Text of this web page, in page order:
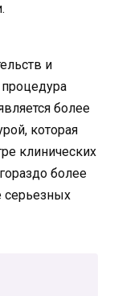
и
более
которая
клинических
более
серьезных